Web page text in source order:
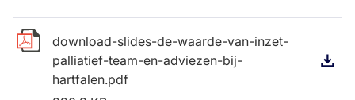
download-slides-de-waarde-van-inzet-
palliatief-team-en-adviezen-bij-
hartfalen.pdf